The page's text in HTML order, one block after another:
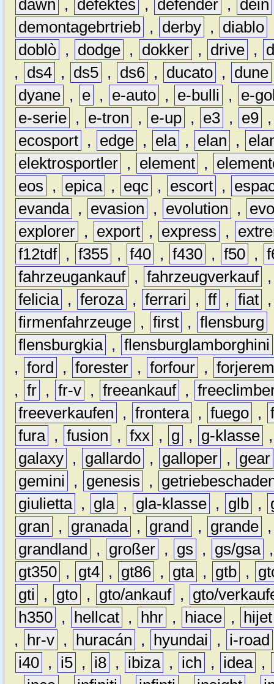
dawn , defektes , defender , dein
demontagebrtrieb , derby , diablo
doblò , dodge , dokker , drive ,
,
ds4 , ds5 , ds6 , ducato , dune
dyane , e , e-auto , e-bulli ,
e-
e-serie , e-tron , e-up , e3 , e9
ecosport , edge , ela , elan ,
elektrosportler , element ,
eos
, epica , eqc , escort ,
evanda , evasion , evolution ,
explorer , export , express ,
f12tdf , f355 , f40 , f430 , f50 ,
fahrzeugankauf , fahrzeugverkauf
felicia , feroza , ferrari , ff , fiat
firmenfahrzeuge , first , flensburg
flensburgkia , flensburglamborghini
, ford , forester , forfour ,
, fr , fr-v , freeankauf ,
freeverkaufen
, frontera , fuego ,
fura , fusion , fxx , g , g-klasse
galaxy , gallardo , galloper ,
gear
gemini
, genesis ,
giulietta , gla , gla-klasse , glb ,
gran
, granada , grand , grande
grandland
, großer , gs , gs/gsa
gt350 , gt4 , gt86 , gta , gtb ,
gti
, gto , gto/ankauf ,
gto/
h350 , hellcat , hhr , hiace ,
hijet
,
hr-v , huracán , hyundai ,
i-road
i40 , i5 , i8 , ibiza , ich , idea ,